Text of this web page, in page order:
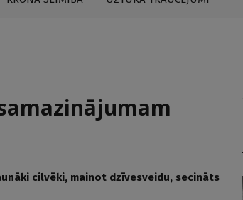
cilvēki, mainot dzīvesveidu, secināts